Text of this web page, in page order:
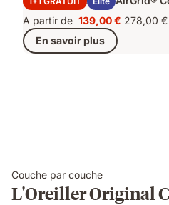
A partir de Prix
139,00 €
139,00 € Prix
278,00 €
En savoir plus
Couche par couche
L'Oreiller Original